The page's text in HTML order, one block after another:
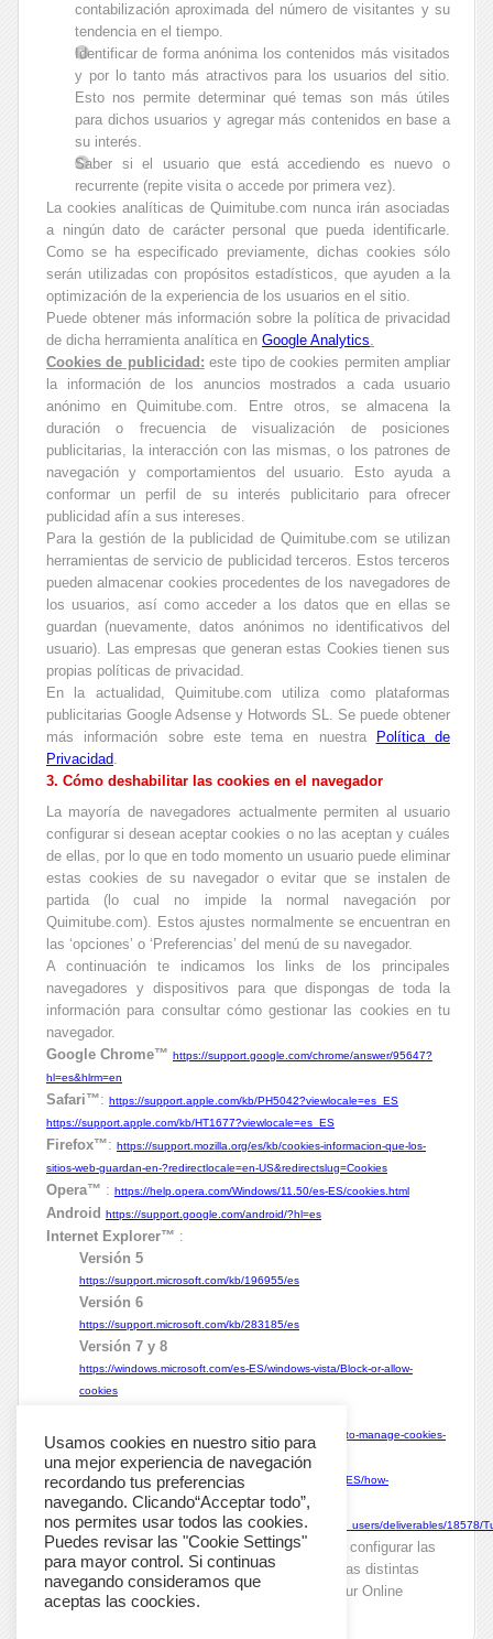
contabilización aproximada del número de visitantes y su
tendencia en el tiempo.
Identificar de forma anónima los contenidos más visitados
y por lo tanto más atractivos para los usuarios del sitio.
Esto nos permite determinar qué temas son más útiles
para dichos usuarios y agregar más contenidos en base a
su interés.
Saber si el usuario que está accediendo es nuevo o
recurrente (repite visita o accede por primera vez).
La cookies analíticas de Quimitube.com nunca irán asociadas
a ningún dato de carácter personal que pueda identificarle.
Como se ha especificado previamente, dichas cookies sólo
serán utilizadas con propósitos estadísticos, que ayuden a la
optimización de la experiencia de los usuarios en el sitio.
Puede obtener más información sobre la política de privacidad
de dicha herramienta analítica en Google Analytics.
Cookies de publicidad: este tipo de cookies permiten ampliar
la información de los anuncios mostrados a cada usuario
anónimo en Quimitube.com. Entre otros, se almacena la
duración o frecuencia de visualización de posiciones
publicitarias, la interacción con las mismas, o los patrones de
navegación y comportamientos del usuario. Esto ayuda a
conformar un perfil de su interés publicitario para ofrecer
publicidad afín a sus intereses.
Para la gestión de la publicidad de Quimitube.com se utilizan
herramientas de servicio de publicidad terceros. Estos terceros
pueden almacenar cookies procedentes de los navegadores de
los usuarios, así como acceder a los datos que en ellas se
guardan (nuevamente, datos anónimos no identificativos del
usuario). Las empresas que generan estas Cookies tienen sus
propias políticas de privacidad.
En la actualidad, Quimitube.com utiliza como plataformas
publicitarias Google Adsense y Hotwords SL. Se puede obtener
más información sobre este tema en nuestra
Política de
Privacidad.
3. Cómo deshabilitar las cookies en el navegador
La mayoría de navegadores actualmente permiten al usuario
configurar si desean aceptar cookies o no las aceptan y cuáles
de ellas, por lo que en todo momento un usuario puede eliminar
estas cookies de su navegador o evitar que se instalen de
partida (lo cual no impide la normal navegación por
Quimitube.com). Estos ajustes normalmente se encuentran en
las ‘opciones’ o ‘Preferencias’ del menú de su navegador.
A continuación te indicamos los links de los principales
navegadores y dispositivos para que dispongas de toda la
información para consultar cómo gestionar las cookies en tu
navegador.
Google Chrome™ https://support.google.com/chrome/answer/95647?
hl=es&hlrm=en
Safari™: https://support.apple.com/kb/PH5042?viewlocale=es_ES
https://support.apple.com/kb/HT1677?viewlocale=es_ES
Firefox™: https://support.mozilla.org/es/kb/cookies-informacion-que-los-
sitios-web-guardan-en-?redirectlocale=en-US&redirectslug=Cookies
Opera™ : https://help.opera.com/Windows/11.50/es-ES/cookies.html
Android https://support.google.com/android/?hl=es
Internet Explorer™ :
Versión 5
https://support.microsoft.com/kb/196955/es
Versión 6
https://support.microsoft.com/kb/283185/es
Versión 7 y 8
https://windows.microsoft.com/es-ES/windows-vista/Block-or-allow-
cookies
https://windows.microsoft.com/es-ES/windows7/How-to-manage-cookies-
in-Internet-Explorer-9
Windows Phone: https://www.windowsphone.com/es-ES/how-
to/wp7/web/changing-privacy-and-other-browser-settings
Blackberry: https://docs.blackberry.com/en/smartphone_users/deliverables/18578/
Para obtener información adicional sobre cómo configurar las
Cookies detallada por proveedor o administrar las distintas
preferencias, se recomienda visitar el portal Your Online
Choices.
Usamos cookies en nuestro sitio para
una mejor experiencia de navegación
recordando tus preferencias
navegando. Clicando“Acceptar todo”,
nos permites usar todos las cookies.
Puedes revisar las "Cookie Settings"